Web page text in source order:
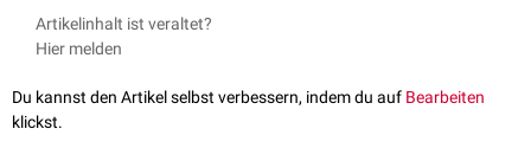
versehen.
ADSC.
Induzierte Differenzierungsvorgänge
Grundlagenforschung zur
Artikelinhalt ist veraltet?
Hier melden
Du kannst den Artikel selbst verbessern, indem du auf Bearbeiten
klickst.